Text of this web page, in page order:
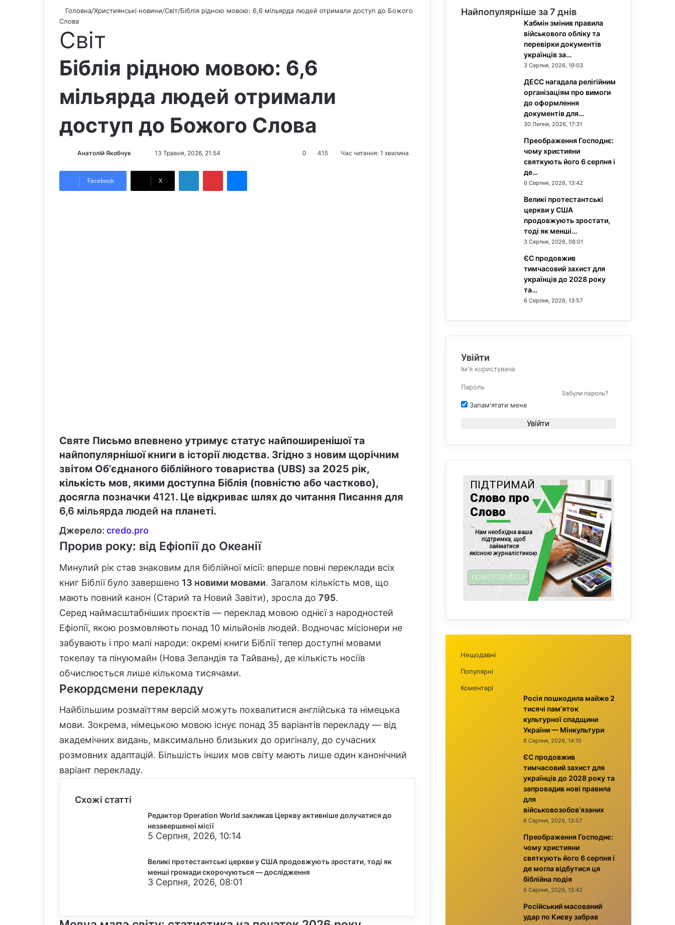
Головна/Християнські новини/Світ/Біблія рідною мовою: 6,6 мільярда людей отримали доступ до Божого
Слова
Світ
Біблія рідною мовою: 6,6
мільярда людей отримали
доступ до Божого Слова
Анатолій Якобчук
l d
13 Травня, 2026, 21:54 0 415 Час читання: 1 хвилина
Facebook X
Святе Письмо впевнено утримує статус найпоширенішої та
найпопулярнішої книги в історії людства. Згідно з новим щорічним
звітом Об’єднаного біблійного товариства (UBS) за 2025 рік,
кількість мов, якими доступна Біблія (повністю або частково),
досягла позначки 4121. Це відкриває шлях до читання Писання для
6,6 мільярда людей на планеті.
Джерело: credo.pro
Прорив року: від Ефіопії до Океанії
Минулий рік став знаковим для біблійної місії: вперше повні переклади всіх
книг Біблії було завершено 13 новими мовами. Загалом кількість мов, що
мають повний канон (Старий та Новий Завіти), зросла до 795.
Серед наймасштабніших проєктів — переклад мовою однієї з народностей
Ефіопії, якою розмовляють понад 10 мільйонів людей. Водночас місіонери не
забувають і про малі народи: окремі книги Біблії тепер доступні мовами
токелау та пінуюмайн (Нова Зеландія та Тайвань), де кількість носіїв
обчислюється лише кількома тисячами.
Рекордсмени перекладу
Найбільшим розмаїттям версій можуть похвалитися англійська та німецька
мови. Зокрема, німецькою мовою існує понад 35 варіантів перекладу — від
академічних видань, максимально близьких до оригіналу, до сучасних
розмовних адаптацій. Більшість інших мов світу мають лише один канонічний
варіант перекладу.
Схожі статті
Редактор Operation World закликав Церкву активніше долучатися до
незавершеної місії
5 Серпня, 2026, 10:14
Великі протестантські церкви у США продовжують зростати, тоді як
менші громади скорочуються — дослідження
3 Серпня, 2026, 08:01
Найпопулярніше за 7 днів
Кабмін змінив правила
військового обліку та
перевірки документів
українців за…
3 Серпня, 2026, 19:03
ДЕСС нагадала релігійним
організаціям про вимоги
до оформлення
документів для…
30 Липня, 2026, 17:31
Преображення Господнє:
чому християни
святкують його 6 серпня і
де…
6 Серпня, 2026, 13:42
Великі протестантські
церкви у США
продовжують зростати,
тоді як менші…
3 Серпня, 2026, 08:01
ЄС продовжив
тимчасовий захист для
українців до 2028 року
та…
6 Серпня, 2026, 13:57
Увійти
Забули пароль?
Запам'ятати мене
Увійти
Нещодавні
Популярні
Коментарі
Росія пошкодила майже 2
тисячі пам’яток
культурної спадщини
України — Мінкультури
6 Серпня, 2026, 14:10
ЄС продовжив
тимчасовий захист для
українців до 2028 року та
запровадив нові правила
для
військовозобов’язаних
6 Серпня, 2026, 13:57
Преображення Господнє:
чому християни
святкують його 6 серпня і
де могла відбутися ця
біблійна подія
6 Серпня, 2026, 13:42
Російський масований
удар по Києву забрав